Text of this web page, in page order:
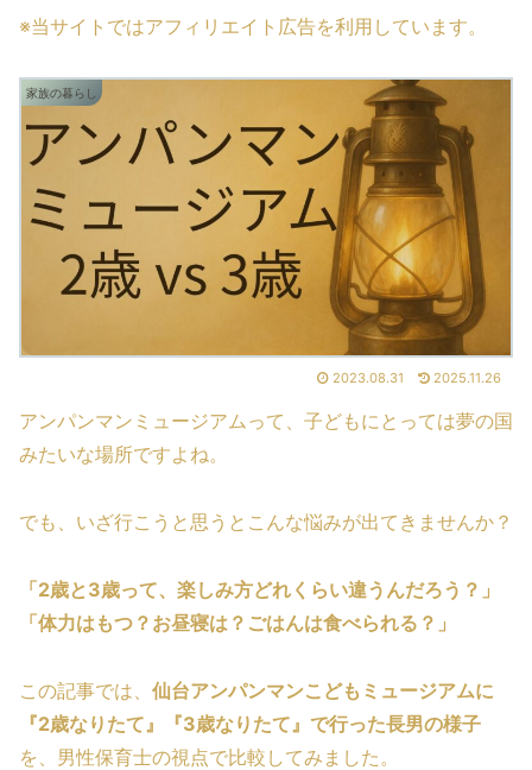
※当サイトではアフィリエイト広告を利用しています。
家族の暮らし
2023.08.31 2025.11.26
アンパンマンミュージアムって、子どもにとっては夢の国
みたいな場所ですよね。
でも、いざ行こうと思うとこんな悩みが出てきませんか？
「2歳と3歳って、楽しみ方どれくらい違うんだろう？」
「体力はもつ？お昼寝は？ごはんは食べられる？」
この記事では、 仙台アンパンマンこどもミュージアムに
『2歳なりたて』『3歳なりたて』で行った長男の様子
を、男性保育士の視点で比較してみました。